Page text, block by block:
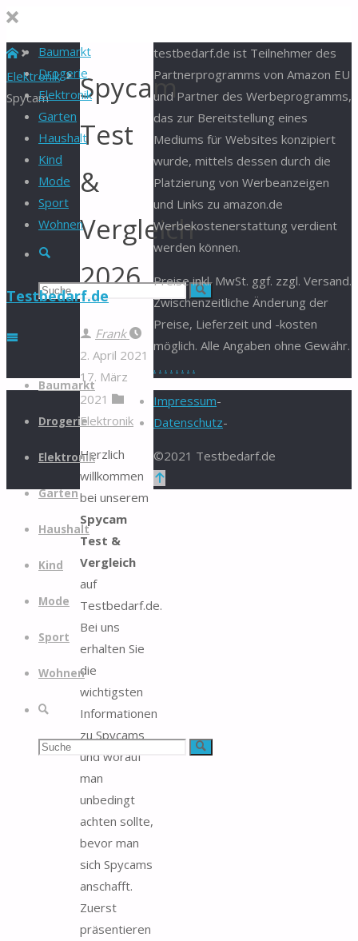
Baumarkt
Drogerie
Elektronik
Garten
Haushalt
Kind
Mode
Sport
Wohnen
Suche
Suchen Suche
Testbedarf.de
Zum
springen
Baumarkt
Drogerie
Elektronik
Garten
Haushalt
Kind
Mode
Sport
Wohnen
Suche
Suchen Suche
Start
Elektronik
Spycam
Spycam
Test
&
Vergleich
2026
Frank
2. April 2021
17. März
2021
Elektronik
Herzlich
willkommen
bei unserem
Spycam
Test &
Vergleich
auf
Testbedarf.de.
Bei uns
erhalten Sie
die
wichtigsten
Informationen
zu Spycams
und worauf
man
unbedingt
achten sollte,
bevor man
sich Spycams
anschafft.
Zuerst
präsentieren
testbedarf.de ist Teilnehmer des
Partnerprogramms von Amazon EU
und Partner des Werbeprogramms,
das zur Bereitstellung eines
Mediums für Websites konzipiert
wurde, mittels dessen durch die
Platzierung von Werbeanzeigen
und Links zu amazon.de
Werbekostenerstattung verdient
werden können.
Preise inkl. MwSt. ggf. zzgl. Versand.
Zwischenzeitliche Änderung der
Preise, Lieferzeit und -kosten
möglich. Alle Angaben ohne Gewähr.
. . . . . . . .
Impressum-
Datenschutz-
©2021 Testbedarf.de
Zurück